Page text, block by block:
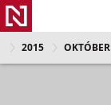
2015 OKTÓBER